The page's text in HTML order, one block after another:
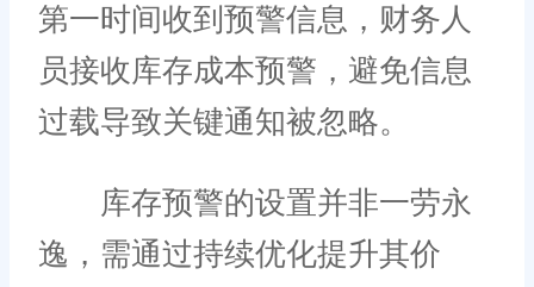
第一时间收到预警信息，财务人
员接收库存成本预警，避免信息
过载导致关键通知被忽略。
库存预警的设置并非一劳永
逸，需通过持续优化提升其价